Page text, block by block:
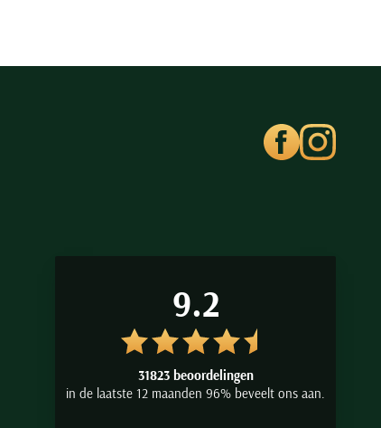
9.2
31823 beoordelingen
in de laatste 12 maanden 96% beveelt ons aan.